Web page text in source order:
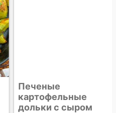
Печеные
картофельные
дольки с сыром